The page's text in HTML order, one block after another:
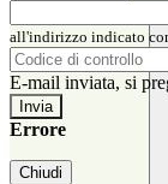
all'indirizzo indicato
E-mail inviata, si
Errore
Chiudi